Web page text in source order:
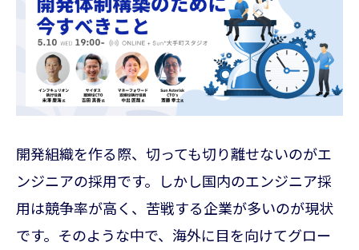
開発組織を作る際、切っても切り離せないのがエ
ンジニアの採用です。しかし国内のエンジニア採
用は競争率が高く、苦戦する企業が多いのが現状
です。そのような中で、海外に目を向けてグロー